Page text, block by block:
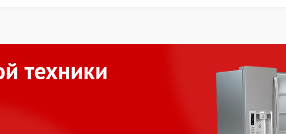
техники